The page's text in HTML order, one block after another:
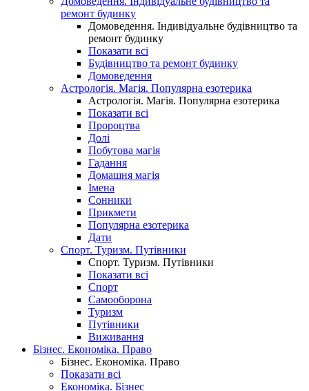
ремонт будинку
Домоведення. Індивідуальне будівництво та
ремонт будинку
Показати всі
Будівництво та ремонт будинку
Домоведення
Астрологія. Магія. Популярна езотерика
Астрологія. Магія. Популярна езотерика
Показати всі
Пророцтва
Долі
Побутова магія
Гадання
Домашня магія
Імена
Сонники
Прикмети
Популярна езотерика
Дати
Спорт. Туризм. Путівники
Спорт. Туризм. Путівники
Показати всі
Спорт
Самооборона
Туризм
Путівники
Виживання
Бізнес. Економіка. Право
Бізнес. Економіка. Право
Показати всі
Економіка. Бізнес